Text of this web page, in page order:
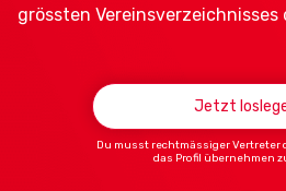
grössten Vereinsverzeichnisses
Jetzt
Du musst rechtmässiger Vertreter
das Profil übernehmen